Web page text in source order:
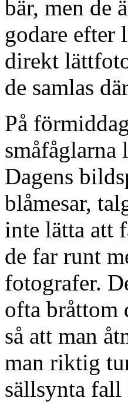
bär, men de
godare efter
direkt
de samlas
På
Dagens
blåmesar,
inte lätta att
de far runt
fotografer.
ofta bråttom
så att man
man riktig
sällsynta